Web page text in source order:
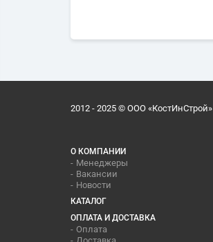
2012 - 2025 © ООО «КостИнСтрой»
О КОМПАНИИ
Менеджеры
Вакансии
Новости
КАТАЛОГ
ОПЛАТА И ДОСТАВКА
Оплата